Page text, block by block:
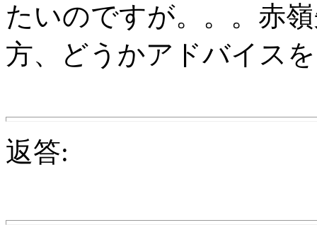
たいのですが。。。赤
方、どうかアドバイス
返答: